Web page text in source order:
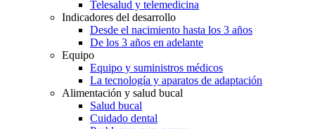
Telesalud y telemedicina
Indicadores del desarrollo
Desde el nacimiento hasta los 3 años
De los 3 años en adelante
Equipo
Equipo y suministros médicos
La tecnología y aparatos de adaptación
Alimentación y salud bucal
Salud bucal
Cuidado dental